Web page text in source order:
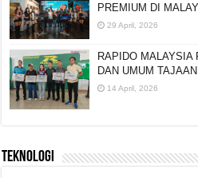
PREMIUM DI
29 April, 2026
RAPIDO MALAYSIA
DAN UMUM
14 April, 2026
TEKNOLOGI